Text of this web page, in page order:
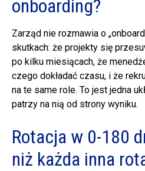
onboarding?
Zarząd nie rozmawia o
skutkach: że projekty się
po kilku miesiącach, że
czego dokładać czasu, i że
na te same role. To jest jedna
patrzy na nią od strony wyniku.
Rotacja w 0-180
niż każda inna